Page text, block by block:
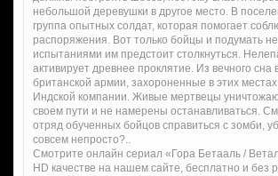
небольшой деревушки в другое место. В
группа опытных солдат, которая помогает
распоряжения. Вот только бойцы и подумать не
испытаниями им предстоит столкнуться.
активирует древнее проклятие. Из вечного сна
британской армии, захороненные в этих
Индской компании. Живые мертвецы
своем пути и не намерены останавливаться.
отряд обученных бойцов справиться с зомби,
совсем непросто?..
Смотрите онлайн сериал «Гора Бетааль /
HD качестве на нашем сайте, бесплатно и без